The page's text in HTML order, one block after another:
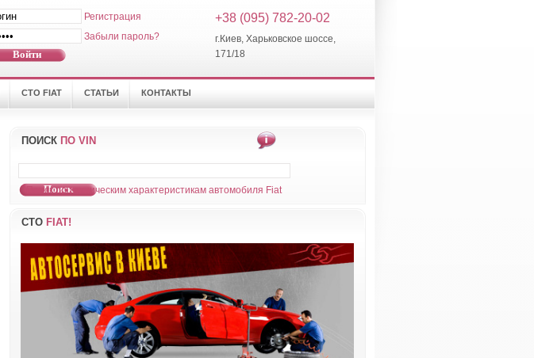
Регистрация
Забыли пароль?
+38 (095) 782-20-02
г.Киев, Харьковское шоссе,
171/18
СТО FIAT СТАТЬИ КОНТАКТЫ
ПОИСК ПО VIN
Поиск по техническим характеристикам автомобиля Fiat
СТО FIAT!